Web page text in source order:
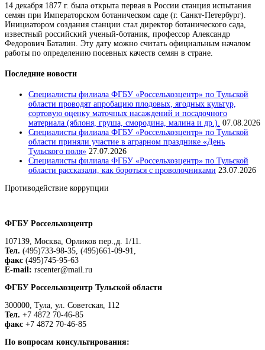
14 декабря 1877 г. была открыта первая в России станция испытания
семян при Императорском ботаническом саде (г. Санкт-Петербург).
Инициатором создания станции стал директор ботанического сада,
известный российский ученый-ботаник, профессор Александр
Федорович Баталин. Эту дату можно считать официальным началом
работы по определению посевных качеств семян в стране.
Последние новости
Специалисты филиала ФГБУ «Россельхозцентр» по Тульской
области проводят апробацию плодовых, ягодных культур,
сортовую оценку маточных насаждений и посадочного
материала (яблоня, груша, смородина, малина и др.). 07.08.2026
Специалисты филиала ФГБУ «Россельхозцентр» по Тульской
области приняли участие в аграрном празднике «День
Тульского поля» 27.07.2026
Специалисты филиала ФГБУ «Россельхозцентр» по Тульской
области рассказали, как бороться с проволочниками 23.07.2026
Противодействие коррупции
ФГБУ Россельхозцентр
107139, Москва, Орликов пер.,д. 1/11.
Тел. (495)733-98-35, (495)661-09-91,
факс (495)745-95-63
E-mail: rscenter@mail.ru
ФГБУ Россельхозцентр Тульской области
300000, Тула, ул. Советская, 112
Тел. +7 4872 70-46-85
факс +7 4872 70-46-85
По вопросам консультирования: